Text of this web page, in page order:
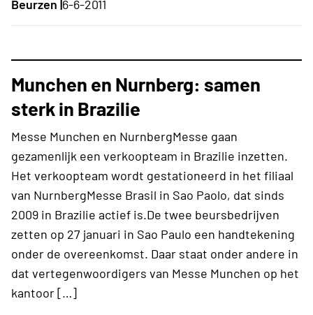
Beurzen | 6-6-2011
Munchen en Nurnberg: samen
sterk in Brazilie
Messe Munchen en NurnbergMesse gaan
gezamenlijk een verkoopteam in Brazilie inzetten.
Het verkoopteam wordt gestationeerd in het filiaal
van NurnbergMesse Brasil in Sao Paolo, dat sinds
2009 in Brazilie actief is.De twee beursbedrijven
zetten op 27 januari in Sao Paulo een handtekening
onder de overeenkomst. Daar staat onder andere in
dat vertegenwoordigers van Messe Munchen op het
kantoor […]